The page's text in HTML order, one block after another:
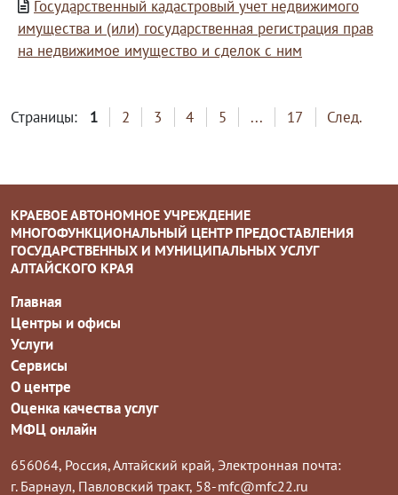
Государственный кадастровый учет недвижимого
имущества и (или) государственная регистрация прав
на недвижимое имущество и сделок с ним
Страницы: 1 2 3 4 5 ... 17 След.
КРАЕВОЕ АВТОНОМНОЕ УЧРЕЖДЕНИЕ
МНОГОФУНКЦИОНАЛЬНЫЙ ЦЕНТР ПРЕДОСТАВЛЕНИЯ
ГОСУДАРСТВЕННЫХ И МУНИЦИПАЛЬНЫХ УСЛУГ
АЛТАЙСКОГО КРАЯ
Главная
Центры и офисы
Услуги
Сервисы
О центре
Оценка качества услуг
МФЦ онлайн
656064, Россия, Алтайский край,
г. Барнаул, Павловский тракт, 58-
Электронная почта:
mfc@mfc22.ru